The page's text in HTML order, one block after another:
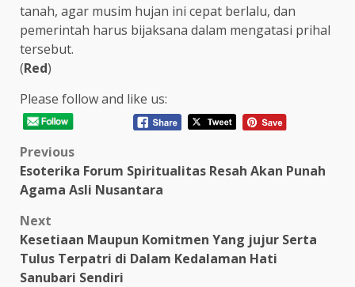
tanah, agar musim hujan ini cepat berlalu, dan
pemerintah harus bijaksana dalam mengatasi prihal
tersebut.
(Red)
Please follow and like us:
Post
navigation
Previous
Esoterika Forum Spiritualitas Resah Akan Punah
Agama Asli Nusantara
Next
Kesetiaan Maupun Komitmen Yang jujur Serta
Tulus Terpatri di Dalam Kedalaman Hati
Sanubari Sendiri